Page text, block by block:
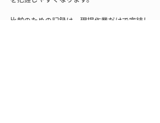
比較のための記録は、現場作業だけで完結し